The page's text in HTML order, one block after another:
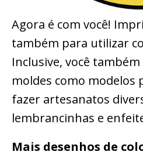
Agora é com você!
também para utilizar
Inclusive, você
moldes como modelos
fazer artesanatos
lembrancinhas e
Mais desenhos de